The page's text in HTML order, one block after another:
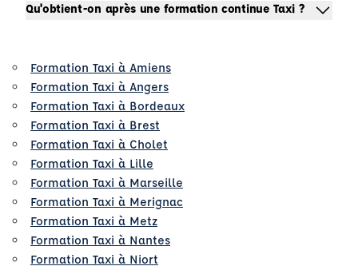
Qu'obtient-on après une formation continue Taxi ?
Formation Taxi à Amiens
Formation Taxi à Angers
Formation Taxi à Bordeaux
Formation Taxi à Brest
Formation Taxi à Cholet
Formation Taxi à Lille
Formation Taxi à Marseille
Formation Taxi à Merignac
Formation Taxi à Metz
Formation Taxi à Nantes
Formation Taxi à Niort